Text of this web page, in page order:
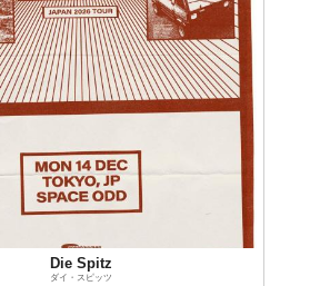
Die Spitz
ダイ・スピッツ